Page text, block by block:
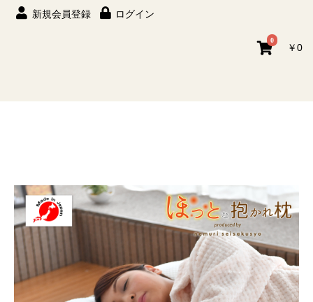
新規会員登録 ログイン
0
￥0